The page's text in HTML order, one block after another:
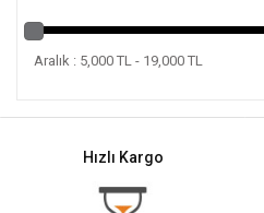
Aralık : 5,000 TL - 19,000 TL
Hızlı Kargo